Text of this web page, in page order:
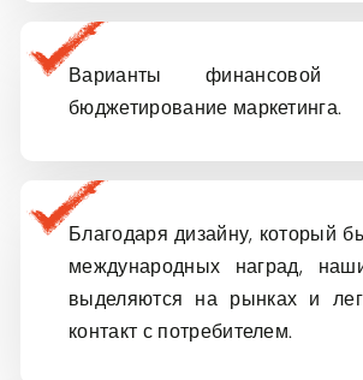
Password
Варианты финансовой
бюджетирование маркетинга.
Благодаря дизайну, который
международных наград,
выделяются на рынках и
контакт с потребителем.
Эл. почта*
Страна*
Выбрать страну
Чем мы можем помочь?